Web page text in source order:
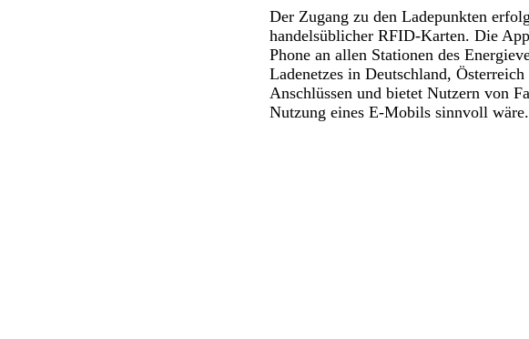
Der Zugang zu den Ladepunkten
handelsüblicher RFID-Karten. Die
Phone an allen Stationen des
Ladenetzes in Deutschland,
Anschlüssen und bietet Nutzern von
Nutzung eines E-Mobils sinnvoll wäre.